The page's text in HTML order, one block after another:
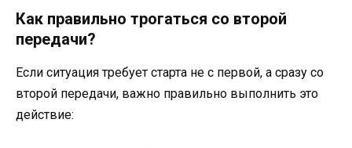
Как правильно трогаться со второй
передачи?
Если ситуация требует старта не с первой, а сразу со
второй передачи, важно правильно выполнить это
действие: